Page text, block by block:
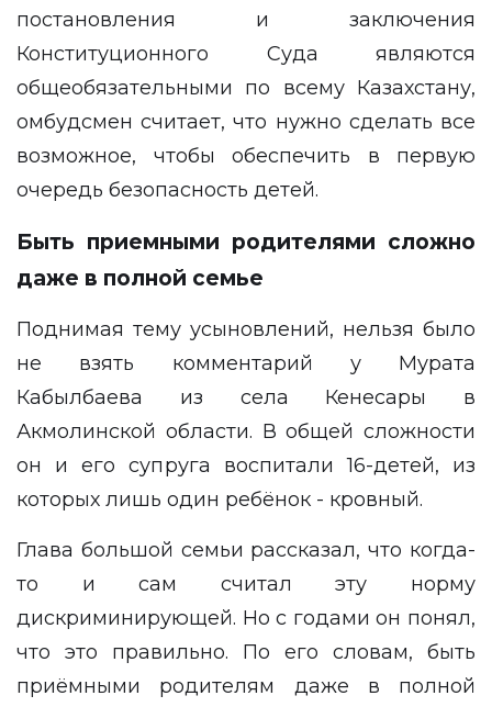
постановления и заключения
Конституционного Суда являются
общеобязательными по всему Казахстану,
омбудсмен считает, что нужно сделать все
возможное, чтобы обеспечить в первую
очередь безопасность детей.
Быть приемными родителями сложно
даже в полной семье
Поднимая тему усыновлений, нельзя было
не взять комментарий у Мурата
Кабылбаева из села Кенесары в
Акмолинской области. В общей сложности
он и его супруга воспитали 16-детей, из
которых лишь один ребёнок - кровный.
Глава большой семьи рассказал, что когда-
то и сам считал эту норму
дискриминирующей. Но с годами он понял,
что это правильно. По его словам, быть
приёмными родителям даже в полной